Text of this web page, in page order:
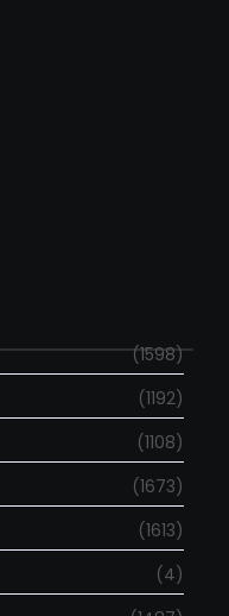
(1598)
(1192)
(1108)
(1673)
(1613)
(4)